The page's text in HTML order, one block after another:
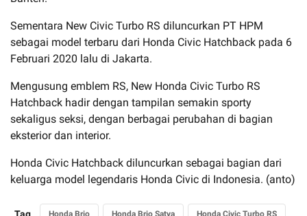
Sementara New Civic Turbo RS diluncurkan PT HPM
sebagai model terbaru dari Honda Civic Hatchback pada 6
Februari 2020 lalu di Jakarta.
Mengusung emblem RS, New Honda Civic Turbo RS
Hatchback hadir dengan tampilan semakin sporty
sekaligus seksi, dengan berbagai perubahan di bagian
eksterior dan interior.
Honda Civic Hatchback diluncurkan sebagai bagian dari
keluarga model legendaris Honda Civic di Indonesia. (anto)
Tag Honda Brio Honda Brio Satya Honda Civic Turbo RS